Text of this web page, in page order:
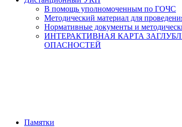
В помощь уполномоченным по ГОЧС
Методический материал для
Нормативные документы и
ИНТЕРАКТИВНАЯ КАРТА
ОПАСНОСТЕЙ
Памятки